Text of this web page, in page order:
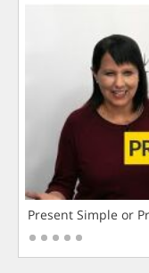
Present Simple or